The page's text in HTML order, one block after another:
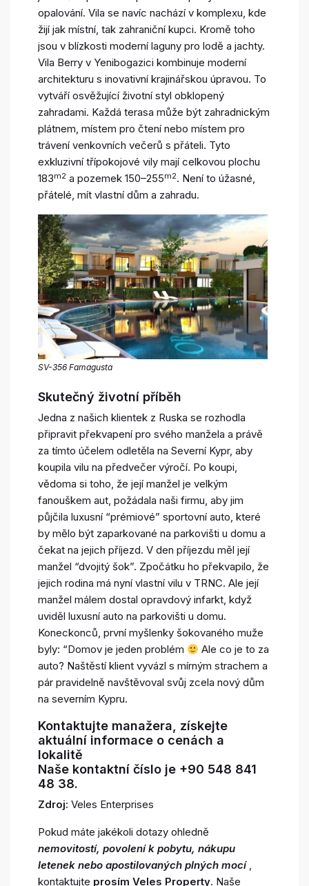
opalování. Vila se navíc nachází v komplexu, kde
žijí jak místní, tak zahraniční kupci. Kromě toho
jsou v blízkosti moderní laguny pro lodě a jachty.
Vila Berry v Yenibogazici kombinuje moderní
architekturu s inovativní krajinářskou úpravou. To
vytváří osvěžující životní styl obklopený
zahradami. Každá terasa může být zahradnickým
plátnem, místem pro čtení nebo místem pro
trávení venkovních večerů s přáteli. Tyto
exkluzivní třípokojové vily mají celkovou plochu
183m2 a pozemek 150–255m2. Není to úžasné,
přátelé, mít vlastní dům a zahradu.
SV-356 Famagusta
Skutečný životní příběh
Jedna z našich klientek z Ruska se rozhodla
připravit překvapení pro svého manžela a právě
za tímto účelem odletěla na Severní Kypr, aby
koupila vilu na předvečer výročí. Po koupi,
vědoma si toho, že její manžel je velkým
fanouškem aut, požádala naši firmu, aby jim
půjčila luxusní “prémiové” sportovní auto, které
by mělo být zaparkované na parkovišti u domu a
čekat na jejich příjezd. V den příjezdu měl její
manžel “dvojitý šok”. Zpočátku ho překvapilo, že
jejich rodina má nyní vlastní vilu v TRNC. Ale její
manžel málem dostal opravdový infarkt, když
uviděl luxusní auto na parkovišti u domu.
Koneckonců, první myšlenky šokovaného muže
byly: “Domov je jeden problém
Ale co je to za
auto? Naštěstí klient vyvázl s mírným strachem a
pár pravidelně navštěvoval svůj zcela nový dům
na severním Kypru.
Kontaktujte manažera, získejte
aktuální informace o cenách a
lokalitě
Naše kontaktní číslo je +90 548 841
48 38.
Zdroj: Veles Enterprises
Pokud máte jakékoli dotazy ohledně
nemovitostí, povolení k pobytu, nákupu
letenek nebo apostilovaných plných mocí,
kontaktujte prosím Veles Property. Naše